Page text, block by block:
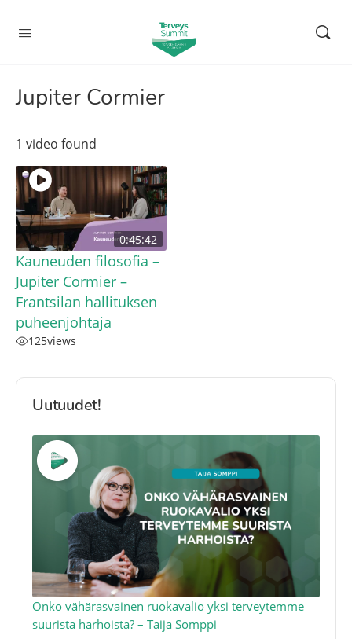
Jupiter Cormier
1 video found
0:45:42
Kauneuden filosofia –
Jupiter Cormier –
Frantsilan hallituksen
puheenjohtaja
125views
Uutuudet!
Onko vähärasvainen ruokavalio yksi terveytemme
suurista harhoista? – Taija Somppi